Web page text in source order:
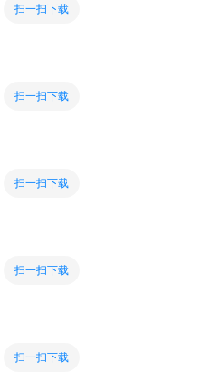
扫一扫下载
扫一扫下载
扫一扫下载
扫一扫下载
扫一扫下载